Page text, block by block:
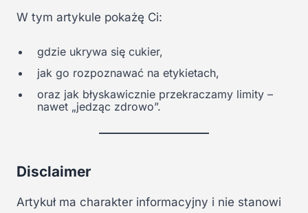
W tym artykule pokażę Ci:
gdzie ukrywa się cukier,
jak go rozpoznawać na etykietach,
oraz jak błyskawicznie przekraczamy limity –
nawet „jedząc zdrowo”.
Disclaimer
Artykuł ma charakter informacyjny i nie stanowi